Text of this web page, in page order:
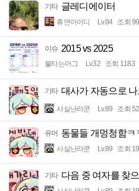
기타 글레디에이터
휴면아이디 Lv.84 조회
이슈 2015 vs 2025
불타는머그 Lv.32 조회 1183
기타 대사가 자동으로 나
사실난라쿤 Lv.89 조회
유머 동물들 개멍청함ㅋ
사실난라쿤 Lv.89 조회
기타 다음 중 여자를 찾